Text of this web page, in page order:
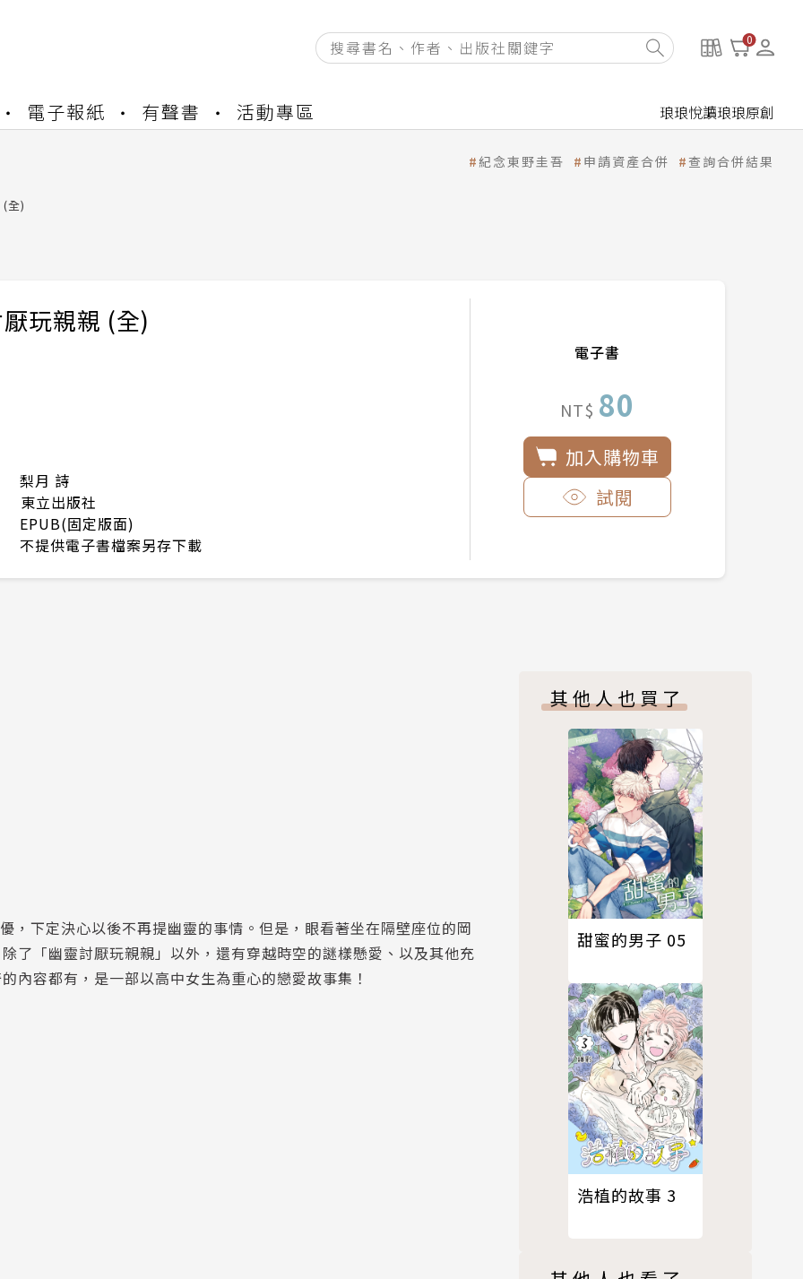
0
電子報紙 有聲書 活動專區 琅琅悅讀琅琅原創
合併結果查詢
開通申請
產合併申請圖文教學
合併結果查詢
開通申請
紀念東野圭吾 申請資產合併 查詢合併結果
全)
玩親親 (全)
梨月 詩
東立出版社
EPUB(固定版面)
不提供電子書檔案另存下載
電子書
NT$ 80
加入購物車
試閱
，下定決心以後不再提幽靈的事情。但是，眼看著坐在隔壁座位的岡
了「幽靈討厭玩親親」以外，還有穿越時空的謎樣懸愛、以及其他充
內容都有，是一部以高中女生為重心的戀愛故事集！
其他人也買了
甜蜜的男子 05
浩植的故事 3